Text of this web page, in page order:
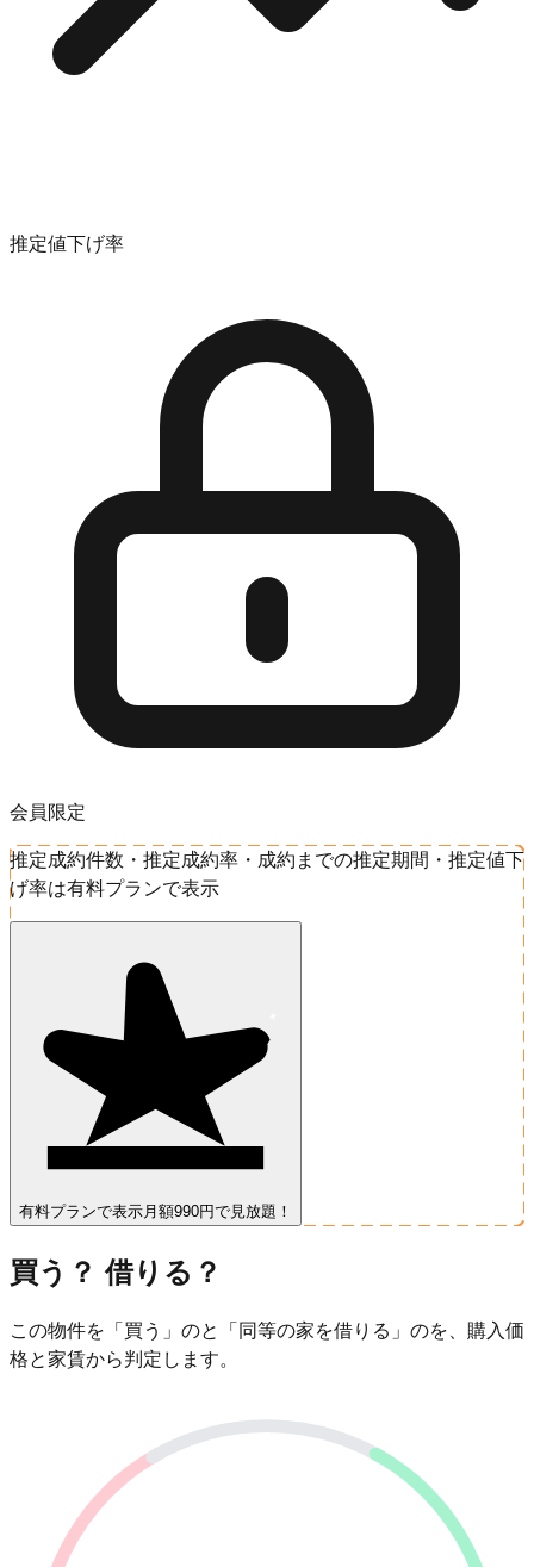
推定値下げ率
会員限定
推定成約件数・推定成約率・成約までの推定期間・推定値下
げ率は有料プランで表示
有料プランで表示 月額990円で見放題！
買う？ 借りる？
この物件を「買う」のと「同等の家を借りる」のを、購入価
格と家賃から判定します。